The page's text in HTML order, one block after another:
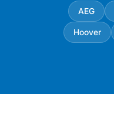
AEG
Hoover